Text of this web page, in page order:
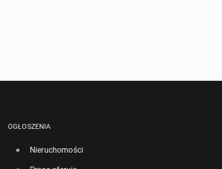
OGŁOSZENIA
Nieruchomości